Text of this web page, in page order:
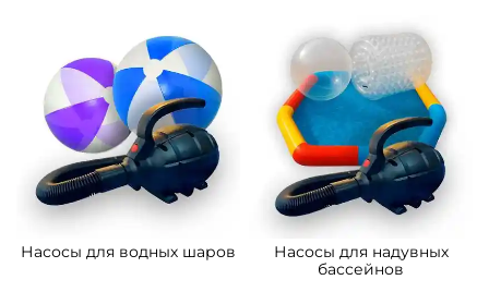
Насосы для водных шаров
Насосы для надувных
бассейнов